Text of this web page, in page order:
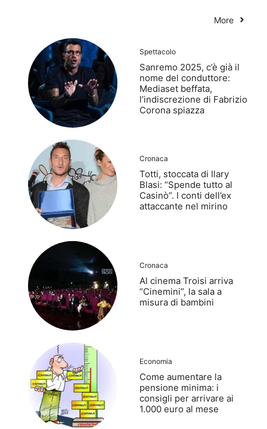
More
Spettacolo
Sanremo 2025, c’è già il
nome del conduttore:
Mediaset beffata,
l’indiscrezione di Fabrizio
Corona spiazza
Cronaca
Totti, stoccata di Ilary
Blasi: “Spende tutto al
Casinò”. I conti dell’ex
attaccante nel mirino
Cronaca
Al cinema Troisi arriva
“Cinemini”, la sala a
misura di bambini
Economia
Come aumentare la
pensione minima: i
consigli per arrivare ai
1.000 euro al mese